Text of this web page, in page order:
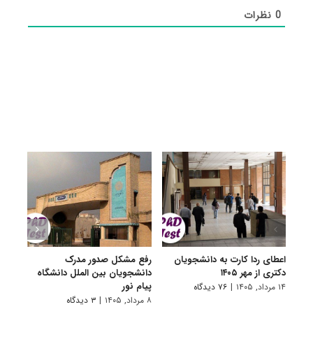
0نظرات
اعطای ردا کارت به دانشجویان
دکتری از مهر ۱۴۰۵
۱۴ مرداد, ۱۴۰۵ | ۷۶ دیدگاه
رفع مشکل صدور مدرک
دانشجویان بین الملل دانشگاه
پیام نور
۸ مرداد, ۱۴۰۵ | ۳ دیدگاه